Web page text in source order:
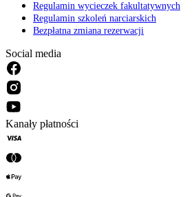
Regulamin wycieczek fakultatywnych
Regulamin szkoleń narciarskich
Bezpłatna zmiana rezerwacji
Social media
Kanały płatności